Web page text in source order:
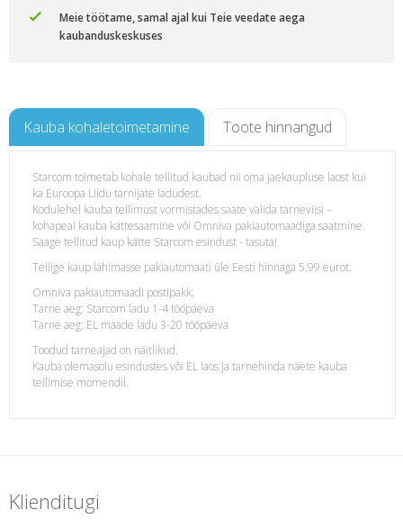
Meie töötame, samal ajal kui Teie veedate aega
kaubanduskeskuses
Kauba kohaletoimetamine Toote hinnangud
Starcom toimetab kohale tellitud kaubad nii oma jaekaupluse laost kui
ka Euroopa Liidu tarnijate ladudest.
Kodulehel kauba tellimust vormistades saate valida tarneviisi –
kohapeal kauba kättesaamine või Omniva pakiautomaadiga saatmine.
Saage tellitud kaup kätte Starcom esindust - tasuta!
Tellige kaup lähimasse pakiautomaati üle Eesti hinnaga 5.99 eurot.
Omniva pakiautomaadi postipakk.
Tarne aeg: Starcom ladu 1-4 tööpäeva
Tarne aeg: EL maade ladu 3-20 tööpäeva
Toodud tarneajad on näitlikud.
Kauba olemasolu esindustes või EL laos ja tarnehinda näete kauba
tellimise momendil.
Klienditugi